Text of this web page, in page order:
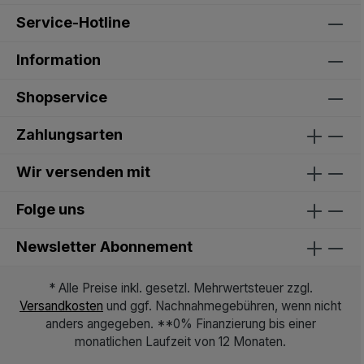
Service-Hotline
Information
Shopservice
Zahlungsarten
Wir versenden mit
Folge uns
Newsletter Abonnement
* Alle Preise inkl. gesetzl. Mehrwertsteuer zzgl.
Versandkosten und ggf. Nachnahmegebühren, wenn nicht
anders angegeben. **0% Finanzierung bis einer
monatlichen Laufzeit von 12 Monaten.